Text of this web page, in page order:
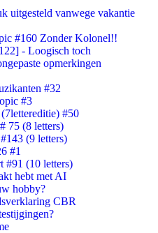
uitgesteld vanwege vakantie
#160 Zonder Kolonel!!
- Loogisch toch
opmerkingen
#32
#3
#50
75 (8 letters)
(9 letters)
#1
#91 (10 letters)
hebt met AI
hobby?
CBR